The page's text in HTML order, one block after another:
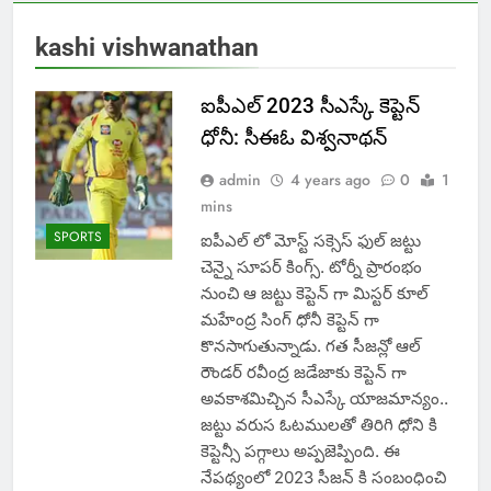
kashi vishwanathan
SPORTS
ఐపీఎల్ 2023 సీఎస్కే కెప్టెన్
ధోనీ: సీఈఓ విశ్వనాథన్
admin 4 years ago 0
1
mins
ఐపీఎల్ లో మోస్ట్ సక్సెస్ ఫుల్ జట్టు
చెన్నై సూపర్ కింగ్స్. టోర్నీ ప్రారంభం
నుంచి ఆ జట్టు కెప్టెన్ గా మిస్టర్ కూల్
మహేంద్ర సింగ్ ధోనీ కెప్టెన్ గా
కొనసాగుతున్నాడు. గత సీజన్లో ఆల్
రౌండర్ రవీంద్ర జడేజాకు కెప్టెన్ గా
అవకాశమిచ్చిన సీఎస్కే యాజమాన్యం..
జట్టు వరుస ఓటములతో తిరిగి ధోని కి
కెప్టెన్సీ పగ్గాలు అప్పజెప్పింది. ఈ
నేపథ్యంలో 2023 సీజన్ కి సంబంధించి